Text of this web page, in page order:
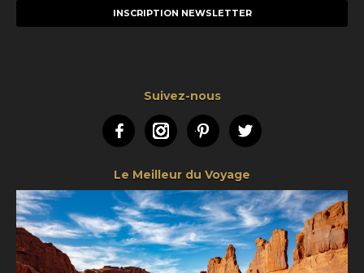
Suivez-nous
FacebookInstagramPinterestTwitter
Le Meilleur du Voyage